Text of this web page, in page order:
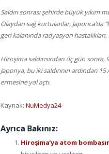
Saldırı sonrası şehirde büyük yıkım
Olaydan sağ kurtulanlar, Japonca’da
geri kalanında radyasyon
Hiroşima saldırısından üç gün
Japonya, bu iki saldırının ardından
ermesine yol açtı.
Kaynak: NuMedya24
Ayrıca Bakınız:
Hiroşima’ya atom